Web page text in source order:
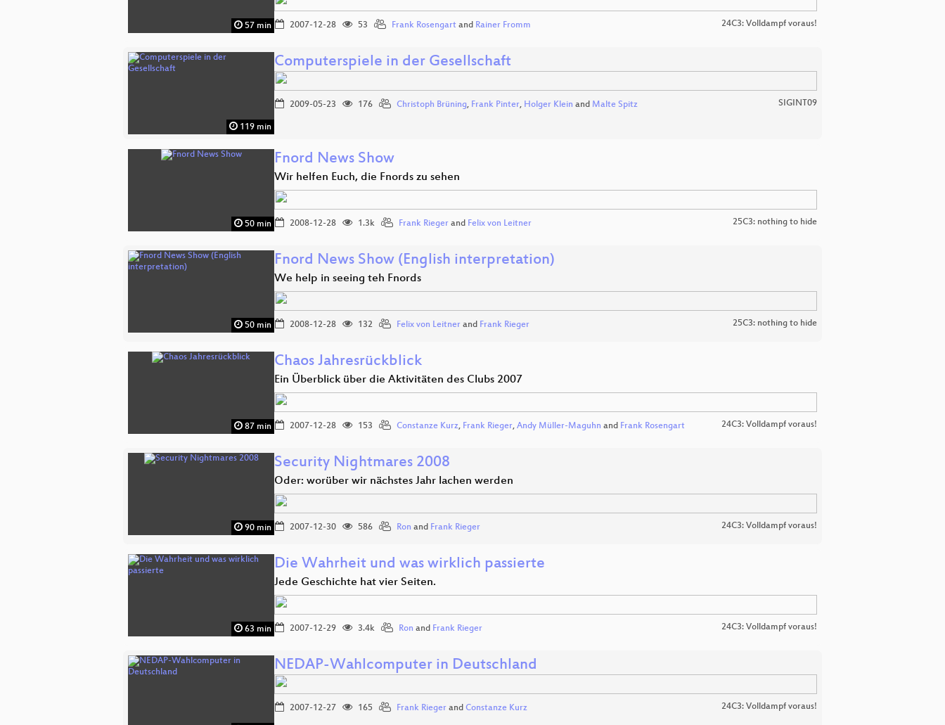
57 min 2007-12-28 53 Frank Rosengart and Rainer Fromm 24C3: Volldampf voraus!
119 min
Computerspiele in der Gesellschaft
2009-05-23 176 Christoph Brüning, Frank Pinter, Holger Klein and Malte Spitz SIGINT09
50 min
Fnord News Show
Wir helfen Euch, die Fnords zu sehen
2008-12-28 1.3k Frank Rieger and Felix von Leitner 25C3: nothing to hide
50 min
Fnord News Show (English interpretation)
We help in seeing teh Fnords
2008-12-28 132 Felix von Leitner and Frank Rieger 25C3: nothing to hide
87 min
Chaos Jahresrückblick
Ein Überblick über die Aktivitäten des Clubs 2007
2007-12-28 153 Constanze Kurz, Frank Rieger, Andy Müller-Maguhn and Frank Rosengart 24C3: Volldampf voraus!
90 min
Security Nightmares 2008
Oder: worüber wir nächstes Jahr lachen werden
2007-12-30 586 Ron and Frank Rieger 24C3: Volldampf voraus!
63 min
Die Wahrheit und was wirklich passierte
Jede Geschichte hat vier Seiten.
2007-12-29 3.4k Ron and Frank Rieger 24C3: Volldampf voraus!
NEDAP-Wahlcomputer in Deutschland
2007-12-27 165 Frank Rieger and Constanze Kurz 24C3: Volldampf voraus!